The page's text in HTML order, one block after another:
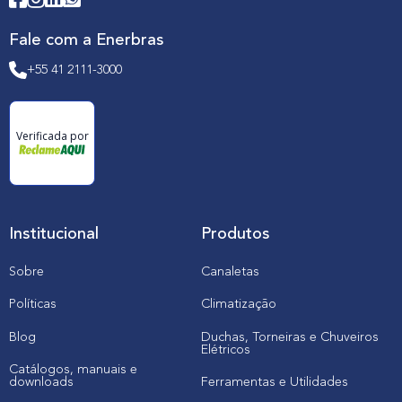
Fale com a Enerbras
+55 41 2111-3000
Verificada por
Institucional
Sobre
Políticas
Blog
Catálogos, manuais e
downloads
Produtos
Canaletas
Climatização
Duchas, Torneiras e Chuveiros
Elétricos
Ferramentas e Utilidades